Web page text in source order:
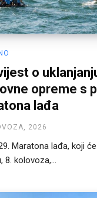
o
opreme s
lađa
2026
Maratona lađa, koji
8. kolovoza,...